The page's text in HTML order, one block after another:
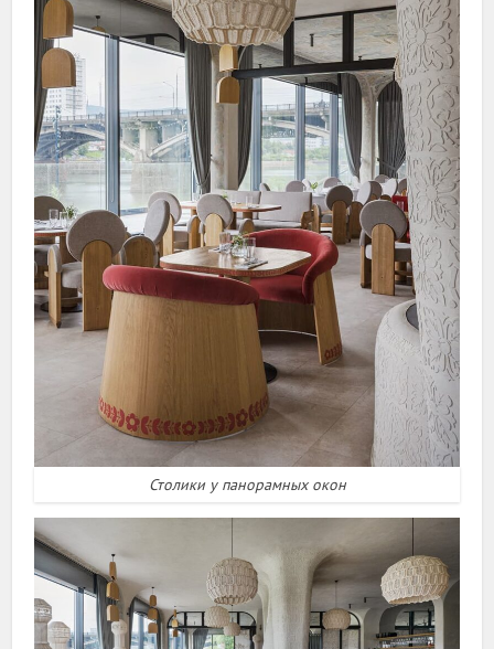
Столики у панорамных окон